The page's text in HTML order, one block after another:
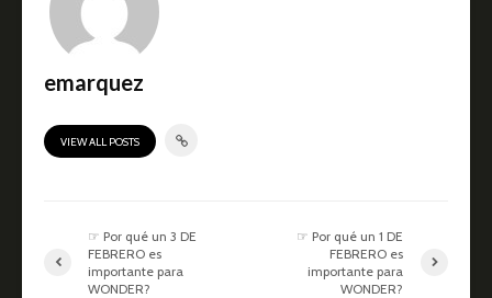
emarquez
VIEW ALL POSTS
☞ Por qué un 3 DE
FEBRERO es
importante para
WONDER?
☞ Por qué un 1 DE
FEBRERO es
importante para
WONDER?